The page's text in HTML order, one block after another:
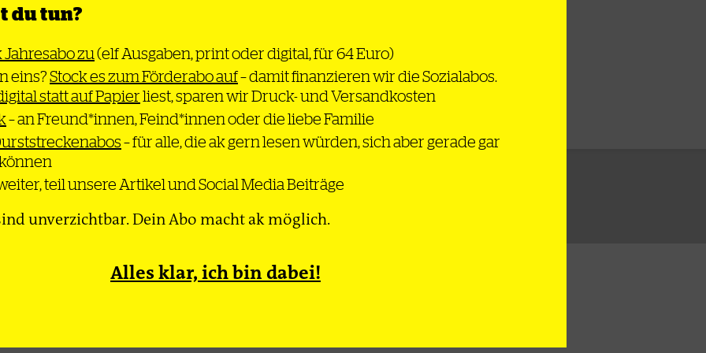
Karl
entstanden
Von Johannes Tesfai
Thema Bewegung Gesellschaft
Newsletter Impressum Datenschutz
du tun?
zu(elf Ausgaben, print oder digital, für 64 Euro)
eins?Stock es zum Förderabo auf– damit finanzieren wir die Sozialabos.
statt auf Papierliest, sparen wir Druck- und Versandkosten
– an Freund*innen, Feind*innen oder die liebe Familie
– für alle, die ak gern lesen würden, sich aber gerade gar
teil unsere Artikel und Social Media Beiträge
unverzichtbar. Dein Abo macht ak möglich.
Alles klar, ich bin dabei!